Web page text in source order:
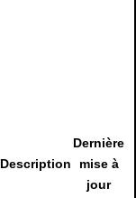
Description
Dernière
mise à
jour